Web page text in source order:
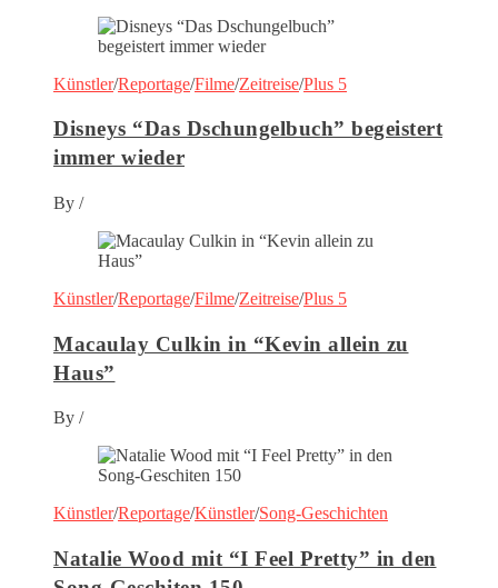
Künstler/Reportage/Filme/Zeitreise/Plus 5
Disneys “Das Dschungelbuch” begeistert
immer wieder
By /
Künstler/Reportage/Filme/Zeitreise/Plus 5
Macaulay Culkin in “Kevin allein zu
Haus”
By /
Künstler/Reportage/Künstler/Song-Geschichten
Natalie Wood mit “I Feel Pretty” in den